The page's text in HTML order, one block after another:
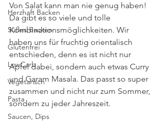
Herzhaft Backen
Süßes Backen
Glutenfrei
LowCarb
Vegetarisch
Pasta
Saucen, Dips
Von Salat kann man nie genug haben!
Da gibt es so viele und tolle
Kombinationsmöglichkeiten. Wir
haben uns für fruchtig orientalisch
entschieden, denn es ist nicht nur
Apfel dabei, sondern auch etwas Curry
und Garam Masala. Das passt so super
zusammen und nicht nur zum Sommer,
sondern zu jeder Jahreszeit.